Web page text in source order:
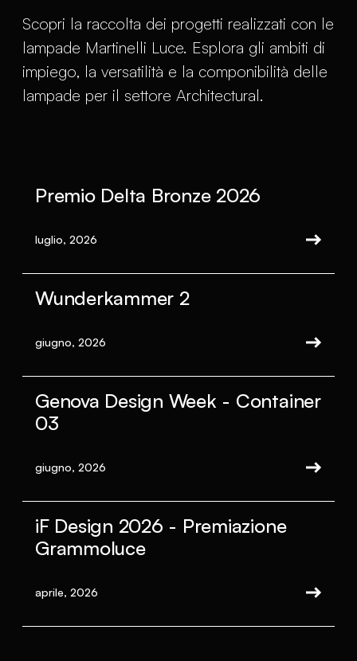
Scopri la raccolta dei progetti realizzati con le
lampade Martinelli Luce. Esplora gli ambiti di
impiego, la versatilità e la componibilità delle
lampade per il settore Architectural.
Premio Delta Bronze 2026
luglio, 2026
Wunderkammer 2
giugno, 2026
Genova Design Week - Container
03
giugno, 2026
iF Design 2026 - Premiazione
Grammoluce
aprile, 2026